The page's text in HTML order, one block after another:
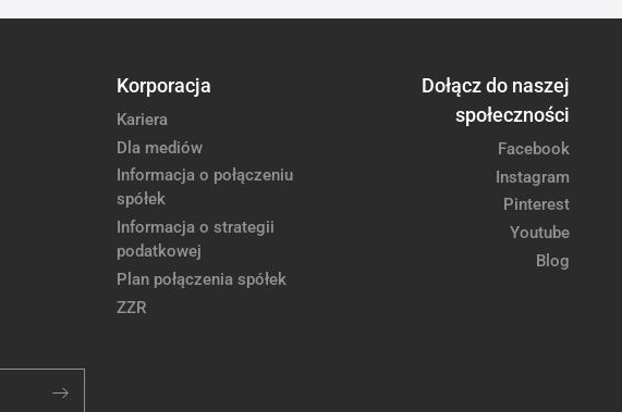
Korporacja
Kariera
Dla mediów
Informacja o połączeniu
spółek
Informacja o strategii
podatkowej
Plan połączenia spółek
ZZR
Dołącz do naszej
społeczności
Facebook
Instagram
Pinterest
Youtube
Blog